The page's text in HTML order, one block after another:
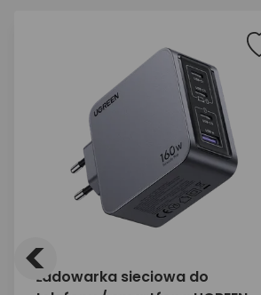
Ładowarka sieciowa do
<